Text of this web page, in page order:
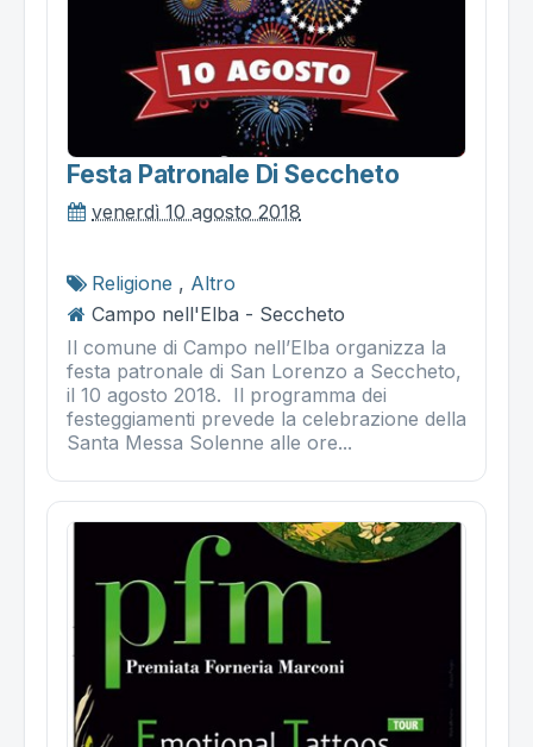
Festa Patronale Di Seccheto
venerdì 10 agosto 2018
Religione , Altro
Campo nell'Elba - Seccheto
Il comune di Campo nell’Elba organizza la
festa patronale di San Lorenzo a Seccheto,
il 10 agosto 2018. Il programma dei
festeggiamenti prevede la celebrazione della
Santa Messa Solenne alle ore...